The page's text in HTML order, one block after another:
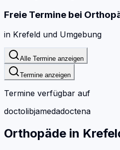
Freie Termine bei
in Krefeld und Umgebung
Alle Termine anzeigen
Termine anzeigen
Termine verfügbar auf
doctolibjamedadoctena
Orthopäde in